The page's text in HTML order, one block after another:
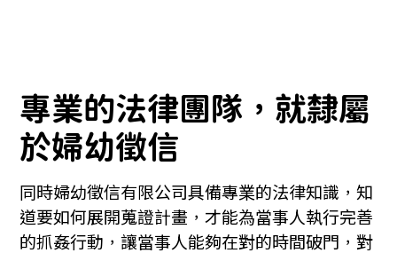
專業的法律團隊，就隸屬
於婦幼徵信
同時婦幼徵信有限公司具備專業的法律知識，知
道要如何展開蒐證計畫，才能為當事人執行完善
的抓姦行動，讓當事人能夠在對的時間破門，對